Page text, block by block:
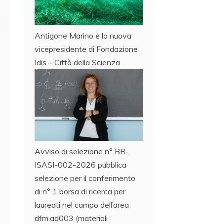
Antigone Marino è la nuova
vicepresidente di Fondazione
Idis – Città della Scienza
Avviso di selezione n° BR-
ISASI-002-2026 pubblica
selezione per il conferimento
di n° 1 borsa di ricerca per
laureati nel campo dell’area
dfm.ad003 (materiali